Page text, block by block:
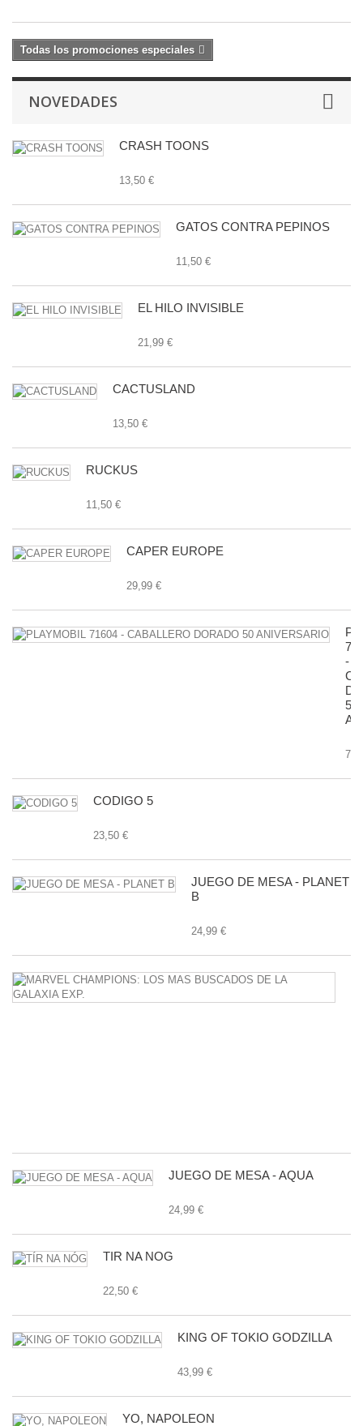
Todas los promociones especiales
NOVEDADES
CRASH TOONS
13,50 €
GATOS CONTRA PEPINOS
11,50 €
EL HILO INVISIBLE
21,99 €
CACTUSLAND
13,50 €
RUCKUS
11,50 €
CAPER EUROPE
29,99 €
-
50
CODIGO 5
23,50 €
JUEGO DE MESA - PLANET
B
24,99 €
JUEGO DE MESA - AQUA
24,99 €
TÍR NA NÓG
22,50 €
KING OF TOKIO GODZILLA
43,99 €
YO, NAPOLEON